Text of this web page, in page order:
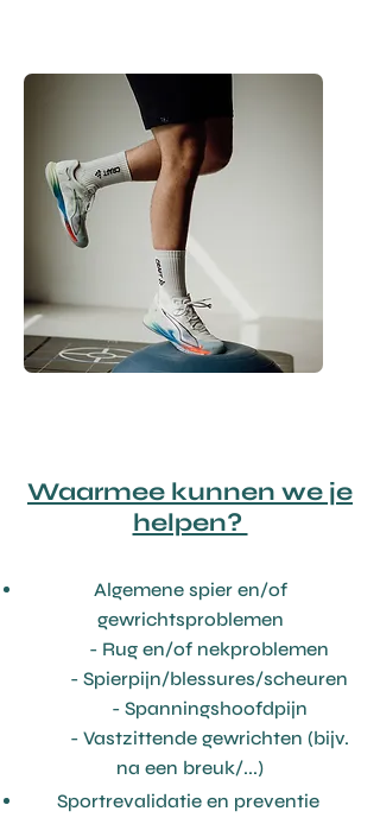
Waarmee kunnen we je
helpen?
Algemene spier en/of
gewrichtsproblemen
- Rug en/of nekproblemen
- Spierpijn/blessures/scheuren
- Spanningshoofdpijn
- Vastzittende gewrichten (bijv.
na een breuk/...)
Sportrevalidatie en preventie